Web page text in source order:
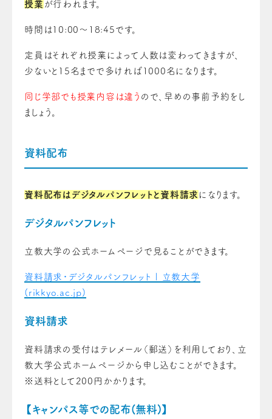
授業 が行われます。
時間は10:00～18:45です。
定員はそれぞれ授業によって人数は変わってきますが、
少ないと15名までで多ければ1000名になります。
同じ学部でも授業内容は違う ので、早めの事前予約をし
ましょう。
資料配布
資料配布はデジタルパンフレットと資料請求 になります。
デジタルパンフレット
立教大学の公式ホームページで見ることができます。
資料請求・デジタルパンフレット | 立教大学
(rikkyo.ac.jp)
資料請求
資料請求の受付はテレメール（郵送）を利用しており、立
教大学公式ホームページから申し込むことができます。
※送料として200円かかります。
【キャンパス等での配布(無料)】